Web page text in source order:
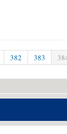
382 383